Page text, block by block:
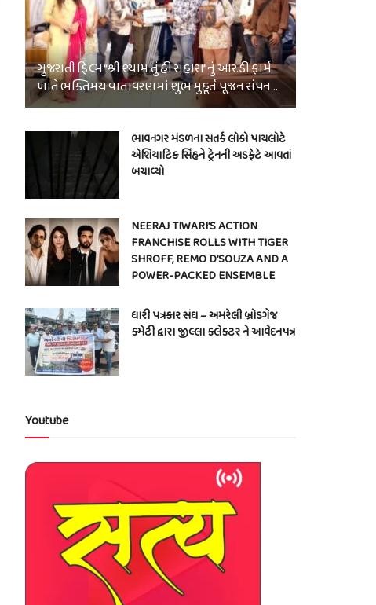
ગુજરાતી ફિલ્મ “શ્રી શ્યામ તું હી સહારા”નું આર.ડી ફાર્મ
ખાતે ભક્તિમય વાતાવરણમાં શુભ મુહૂર્ત પૂજન સંપન…
ભાવનગર મંડળના સતર્ક લોકો પાયલોટે
એશિયાટિક સિંહને ટ્રેનની અડફેટે આવતાં
બચાવ્યો
NEERAJ TIWARI’S ACTION
FRANCHISE ROLLS WITH TIGER
SHROFF, REMO D’SOUZA AND A
POWER-PACKED ENSEMBLE
ધારી પત્રકાર સંઘ – અમરેલી બ્રોડગેજ
કમેટી દ્વારા જીલ્લા કલેકટર ને આવેદનપત્ર
Youtube